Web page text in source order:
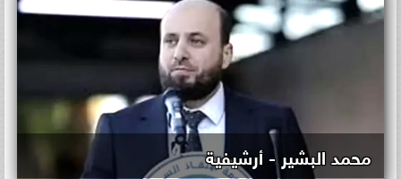
محمد البشير - أرشيفية